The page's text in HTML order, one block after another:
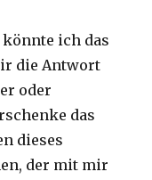
ich das
die Antwort
oder
das
dieses
der mit mir